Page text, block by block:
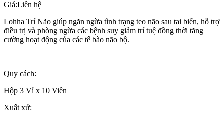
Giá:Liên hệ
Lohha Trí Não giúp ngăn ngừa tình trạng teo não sau tai biến, hỗ trợ
điều trị và phòng ngừa các bệnh suy giảm trí tuệ đồng thời tăng
cường hoạt động của các tế bào não bộ.
Quy cách:
Hộp 3 Vỉ x 10 Viên
Xuất xứ: